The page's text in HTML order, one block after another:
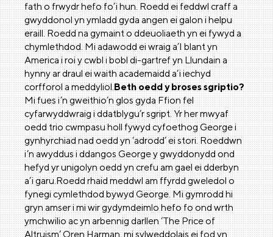
fath o frwydr hefo fo’i hun. Roedd ei feddwl craff a
gwyddonol yn ymladd gyda angen ei galon i helpu
eraill. Roedd na gymaint o ddeuoliaeth yn ei fywyd a
chymlethdod. Mi adawodd ei wraig a’I blant yn
America i roi y cwbl i bobl di-gartref yn Llundain a
hynny ar draul ei waith academaidd a’i iechyd
corfforol a meddyliol.Beth oedd y broses sgriptio?
Mi fues i’n gweithio’n glos gyda Ffion fel
cyfarwyddwraig i ddatblygu’r sgript. Yr her mwyaf
oedd trio cwmpasu holl fywyd cyfoethog George i
gynhyrchiad nad oedd yn ‘adrodd’ ei stori. Roeddwn
i’n awyddus i ddangos George y gwyddonydd ond
hefyd yr unigolyn oedd yn crefu am gael ei dderbyn
a’i garu.Roedd rhaid meddwl am ffyrdd gweledol o
fynegi cymlethdod bywyd George. Mi gymrodd hi
gryn amser i mi wir gydymdeimlo hefo fo ond wrth
ymchwilio ac yn arbennig darllen ‘The Price of
Altruism’ Oren Harman, mi sylweddolais ei fod yn